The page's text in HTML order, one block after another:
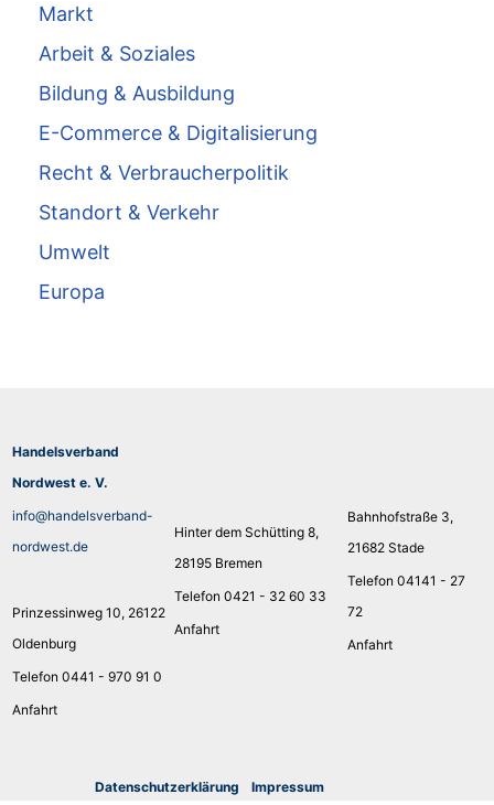
Markt
Arbeit & Soziales
Bildung & Ausbildung
E-Commerce & Digitalisierung
Recht & Verbraucherpolitik
Standort & Verkehr
Umwelt
Europa
Handelsverband
Nordwest e. V.
info@handelsverband-
nordwest.de
Prinzessinweg 10, 26122
Oldenburg
Telefon 0441 - 970 91 0
Anfahrt
Hinter dem Schütting 8,
28195 Bremen
Telefon 0421 - 32 60 33
Anfahrt
Bahnhofstraße 3,
21682 Stade
Telefon 04141 - 27
72
Anfahrt
Datenschutzerklärung Impressum